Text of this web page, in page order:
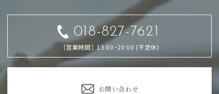
018-827-7621
［営業時間］13:00~20:00 (不定休)
お問い合わせ